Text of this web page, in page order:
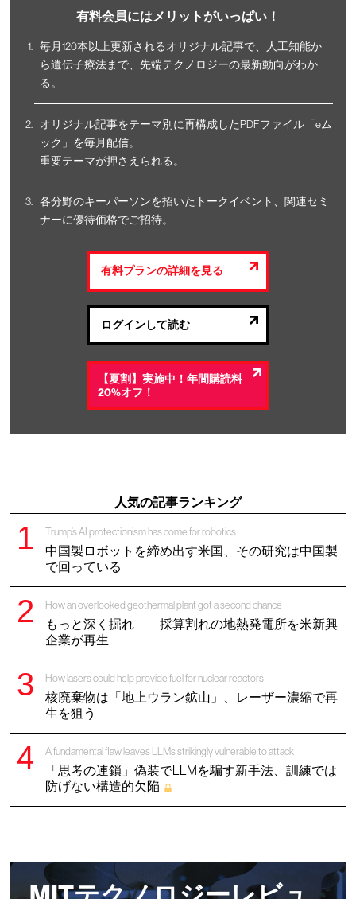
有料会員にはメリットがいっぱい！
毎月120本以上更新されるオリジナル記事で、人工知能か
ら遺伝子療法まで、先端テクノロジーの最新動向がわか
る。
オリジナル記事をテーマ別に再構成したPDFファイル「eム
ック」を毎月配信。
重要テーマが押さえられる。
各分野のキーパーソンを招いたトークイベント、関連セミ
ナーに優待価格でご招待。
有料プランの詳細を見る
ログインして読む
【夏割】実施中！年間購読料
20%オフ！
人気の記事ランキング
Trump’s AI protectionism has come for robotics
中国製ロボットを締め出す米国、その研究は中国製
で回っている
How an overlooked geothermal plant got a second chance
もっと深く掘れ——採算割れの地熱発電所を米新興
企業が再生
How lasers could help provide fuel for nuclear reactors
核廃棄物は「地上ウラン鉱山」、レーザー濃縮で再
生を狙う
A fundamental flaw leaves LLMs strikingly vulnerable to attack
「思考の連鎖」偽装でLLMを騙す新手法、訓練では
防げない構造的欠陥